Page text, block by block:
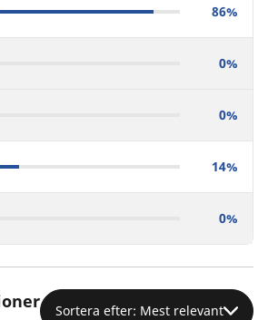
86%
0%
0%
14%
0%
Sortera efter: Mest relevant